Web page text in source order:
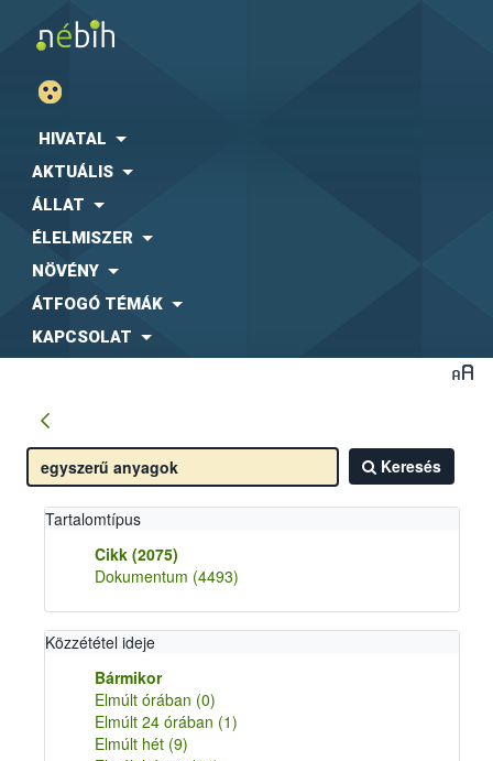
HIVATAL
AKTUÁLIS
ÁLLAT
ÉLELMISZER
NÖVÉNY
ÁTFOGÓ TÉMÁK
KAPCSOLAT
Keresés
Tartalomtípus
Cikk (2075)
Dokumentum (4493)
Közzététel ideje
Bármikor
Elmúlt órában (0)
Elmúlt 24 órában (1)
Elmúlt hét (9)